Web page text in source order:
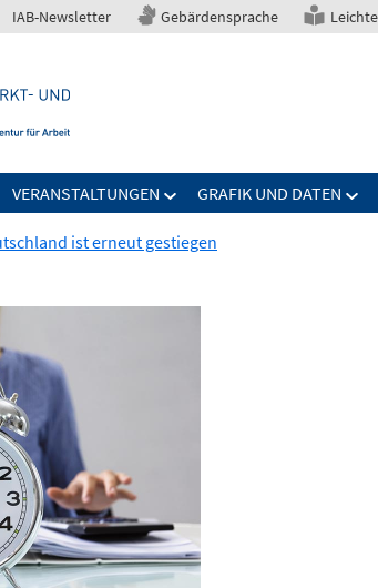
IAB-Newsletter Gebärdensprache
VERANSTALTUNGEN GRAFIK UND DATEN
ist erneut gestiegen